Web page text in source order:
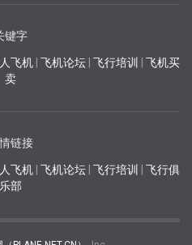
键字
飞机 飞机论坛 飞行培训
飞机买
卖
链接
飞机 飞机论坛 飞行培训
飞行俱
乐部